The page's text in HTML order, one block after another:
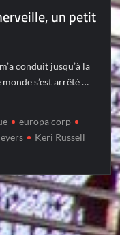
un petit
conduit jusqu’à la
s’est arrêté …
europa corp
Keri Russell